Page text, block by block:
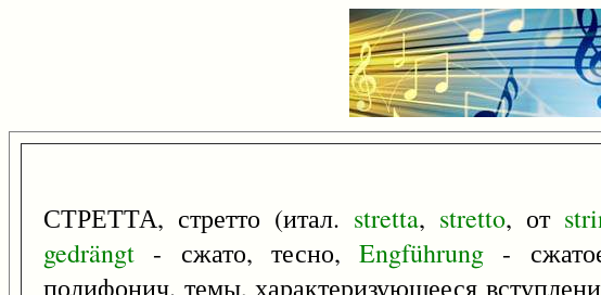
СТРЕТТА, стретто (итал. stretta, stretto, от
gedrängt - сжато, тесно,Engführung -
полифонич. темы, характеризующееся